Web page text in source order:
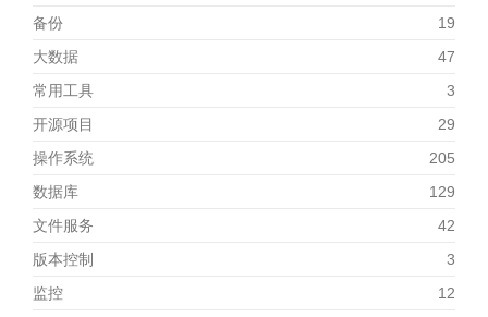
备份
19
大数据
47
常用工具
3
开源项目
29
操作系统
205
数据库
129
文件服务
42
版本控制
3
监控
12